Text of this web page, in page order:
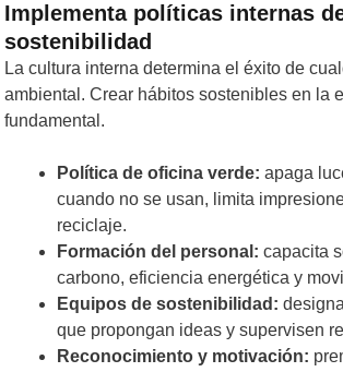
Implementa políticas internas
sostenibilidad
La cultura interna determina el éxito de
ambiental. Crear hábitos sostenibles en la
fundamental.
Política de oficina verde: apaga
cuando no se usan, limita
reciclaje.
Formación del personal: capacita
carbono, eficiencia energética y
Equipos de sostenibilidad:
que propongan ideas y supervisen
Reconocimiento y motivación: